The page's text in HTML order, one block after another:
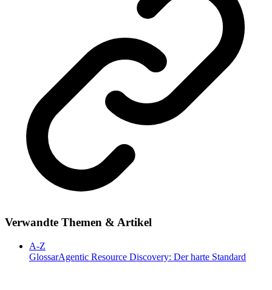
Verwandte Themen & Artikel
A-Z
GlossarAgentic Resource Discovery: Der harte Standard